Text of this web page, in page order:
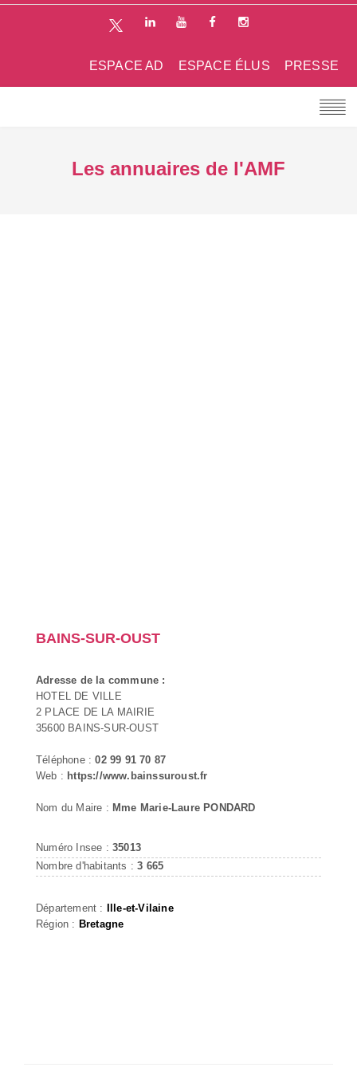
PRESSE
ESPACE ÉLUS
ESPACE AD
Les annuaires de l'AMF
BAINS-SUR-OUST
Adresse de la commune :
HOTEL DE VILLE
2 PLACE DE LA MAIRIE
35600 BAINS-SUR-OUST
Téléphone :02 99 91 70 87
Web : https://www.bainssuroust.fr
Nom du Maire : Mme Marie-Laure PONDARD
Numéro Insee : 35013
Nombre d'habitants :3 665
Département : Ille-et-Vilaine
Région : Bretagne